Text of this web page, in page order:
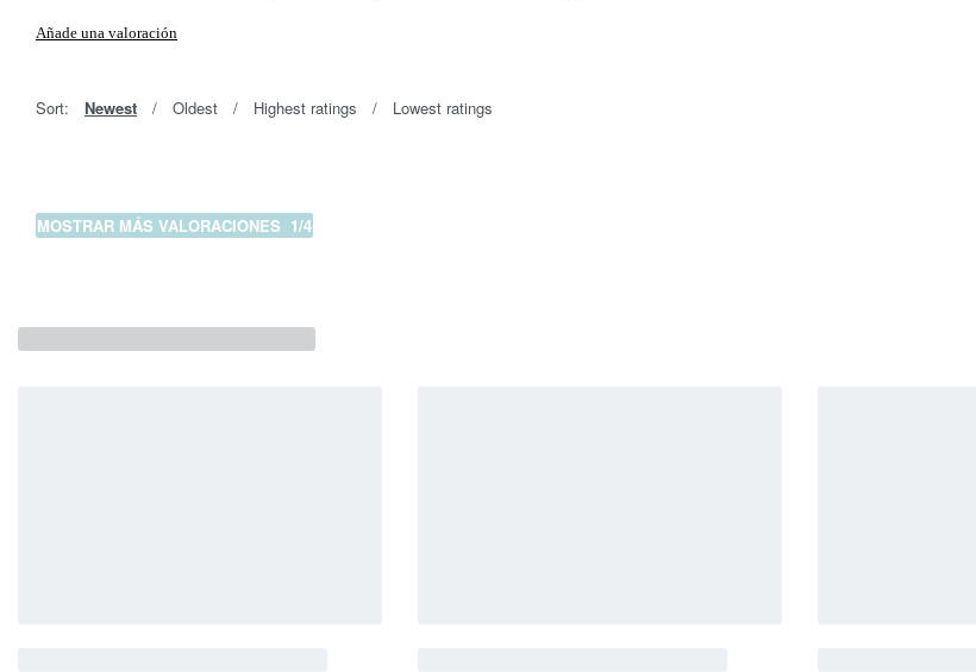
Añade una valoración
Sort: Newest Oldest Highest ratings Lowest ratings
MOSTRAR MÁS VALORACIONES /